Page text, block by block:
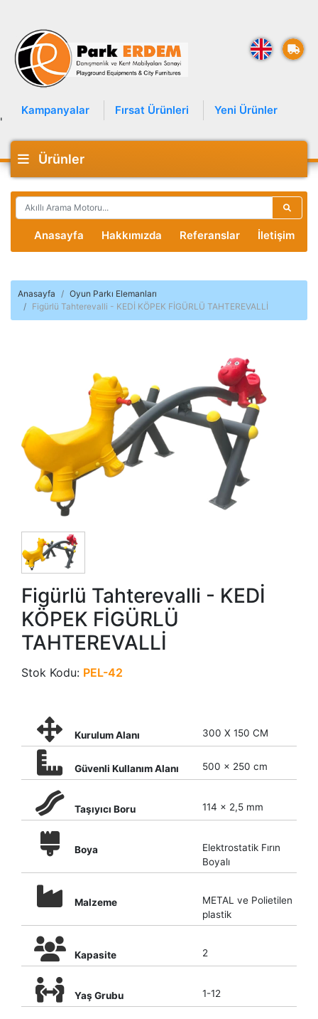
Kampanyalar Fırsat Ürünleri Yeni Ürünler
'
Ürünler
Anasayfa Hakkımızda Referanslar İletişim
Anasayfa
Oyun Parkı Elemanları
Figürlü Tahterevalli - KEDİ KÖPEK FİGÜRLÜ TAHTEREVALLİ
Figürlü Tahterevalli - KEDİ
KÖPEK FİGÜRLÜ
TAHTEREVALLİ
Stok Kodu: PEL-42
Kurulum Alanı 300 X 150 CM
Güvenli Kullanım Alanı 500 x 250 cm
Taşıyıcı Boru 114 x 2,5 mm
Boya
Elektrostatik Fırın
Boyalı
Malzeme
METAL ve Polietilen
plastik
Kapasite 2
Yaş Grubu 1-12